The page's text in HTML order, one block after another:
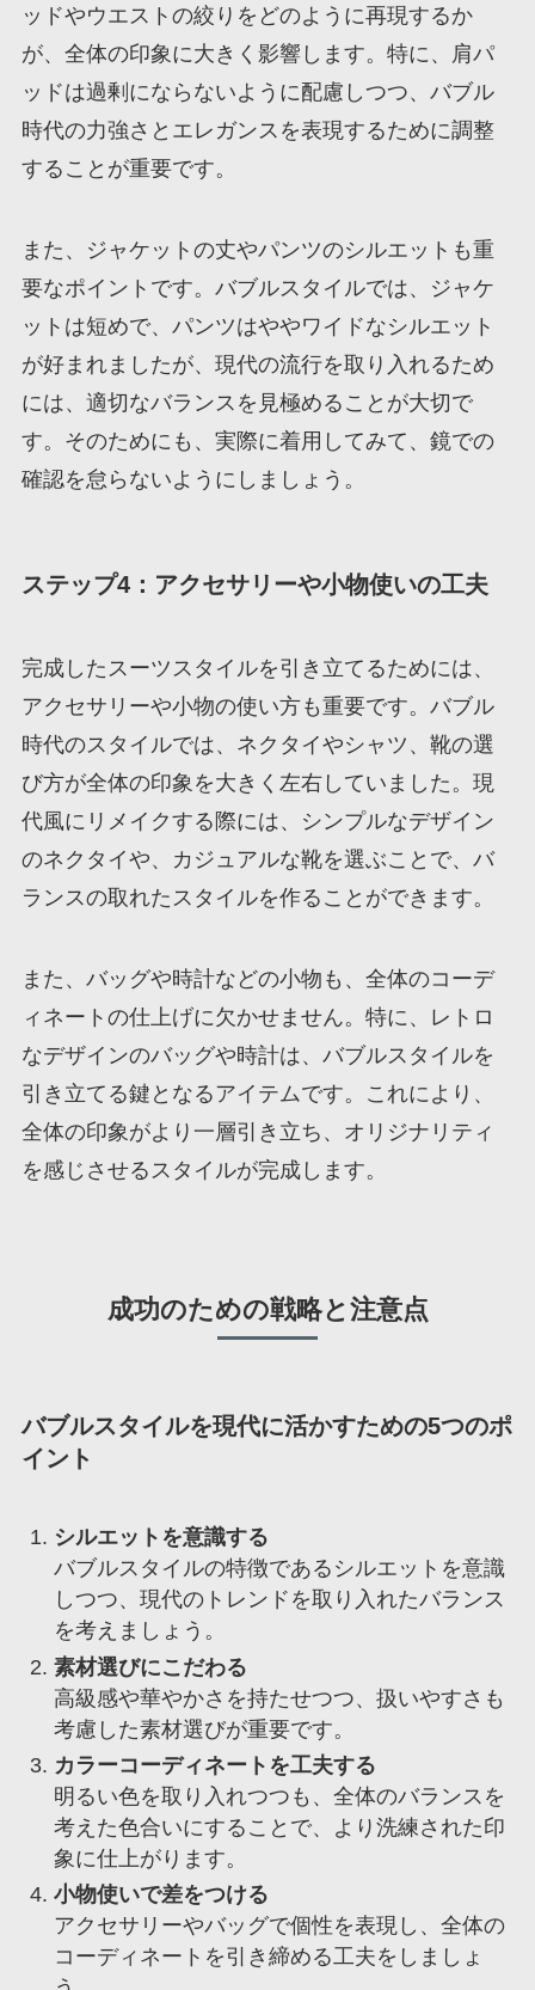
ッドやウエストの絞りをどのように再現するか
が、全体の印象に大きく影響します。特に、肩パ
ッドは過剰にならないように配慮しつつ、バブル
時代の力強さとエレガンスを表現するために調整
することが重要です。
また、ジャケットの丈やパンツのシルエットも重
要なポイントです。バブルスタイルでは、ジャケ
ットは短めで、パンツはややワイドなシルエット
が好まれましたが、現代の流行を取り入れるため
には、適切なバランスを見極めることが大切で
す。そのためにも、実際に着用してみて、鏡での
確認を怠らないようにしましょう。
ステップ4：アクセサリーや小物使いの工夫
完成したスーツスタイルを引き立てるためには、
アクセサリーや小物の使い方も重要です。バブル
時代のスタイルでは、ネクタイやシャツ、靴の選
び方が全体の印象を大きく左右していました。現
代風にリメイクする際には、シンプルなデザイン
のネクタイや、カジュアルな靴を選ぶことで、バ
ランスの取れたスタイルを作ることができます。
また、バッグや時計などの小物も、全体のコーデ
ィネートの仕上げに欠かせません。特に、レトロ
なデザインのバッグや時計は、バブルスタイルを
引き立てる鍵となるアイテムです。これにより、
全体の印象がより一層引き立ち、オリジナリティ
を感じさせるスタイルが完成します。
成功のための戦略と注意点
バブルスタイルを現代に活かすための5つのポ
イント
シルエットを意識する
バブルスタイルの特徴であるシルエットを意識
しつつ、現代のトレンドを取り入れたバランス
を考えましょう。
素材選びにこだわる
高級感や華やかさを持たせつつ、扱いやすさも
考慮した素材選びが重要です。
カラーコーディネートを工夫する
明るい色を取り入れつつも、全体のバランスを
考えた色合いにすることで、より洗練された印
象に仕上がります。
小物使いで差をつける
アクセサリーやバッグで個性を表現し、全体の
コーディネートを引き締める工夫をしましょ